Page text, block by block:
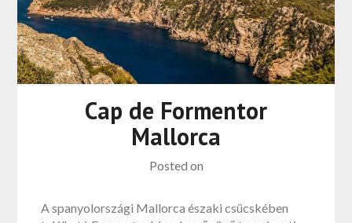
Cap de Formentor
Mallorca
Posted on
A spanyolországi Mallorca északi csücskében